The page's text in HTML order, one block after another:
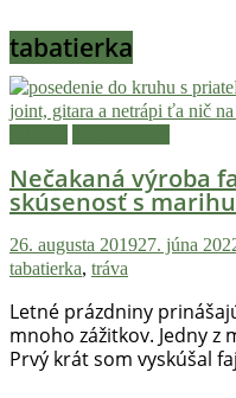
tabatierka
Nečakaná výroba
skúsenosť s
26. augusta 201927. júna
tabatierka, tráva
Letné prázdniny
mnoho zážitkov. Jedny
Prvý krát som vyskúšal